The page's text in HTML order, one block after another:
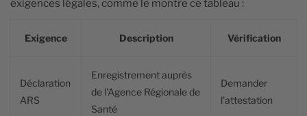
exigences légales, comme le montre ce tableau :
Exigence Description Vérification
Déclaration
ARS
Enregistrement auprès
de l'Agence Régionale de
Santé
Demander
l'attestation